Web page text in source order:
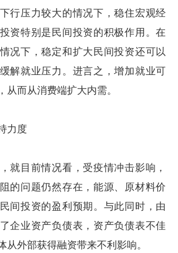
行压力较大的情况下，稳住宏观经
资特别是民间投资的积极作用。在
况下，稳定和扩大民间投资还可以
解就业压力。进言之，增加就业可
从而从消费端扩大内需。
力度
目前情况看，受疫情冲击影响，
的问题仍然存在，能源、原材料价
间投资的盈利预期。与此同时，由
企业资产负债表，资产负债表不佳
从外部获得融资带来不利影响。